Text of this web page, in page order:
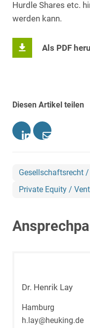
Hurdle Shares etc.
werden kann.
Als PDF
Diesen Artikel teilen
Gesellschaftsrecht
Private Equity /
Dr. Henrik Lay
Hamburg
h.lay@heuking.de